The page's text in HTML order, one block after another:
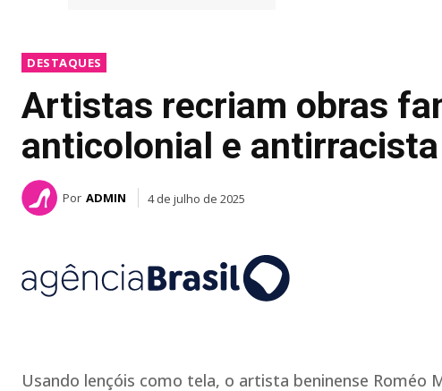
DESTAQUES
Artistas recriam obras
anticolonial e antirracista
Por ADMIN 4 de julho de 2025
Usando lençóis como tela, o artista beninense Roméo